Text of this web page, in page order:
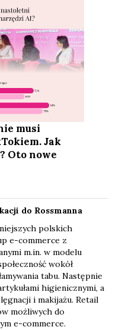
musi
Jak
Oto nowe
do Rossmanna
polskich
e-commerce z
m.in. w modelu
wokół
tabu. Następnie
higienicznymi, a
i makijażu. Retail
możliwych do
e-commerce.